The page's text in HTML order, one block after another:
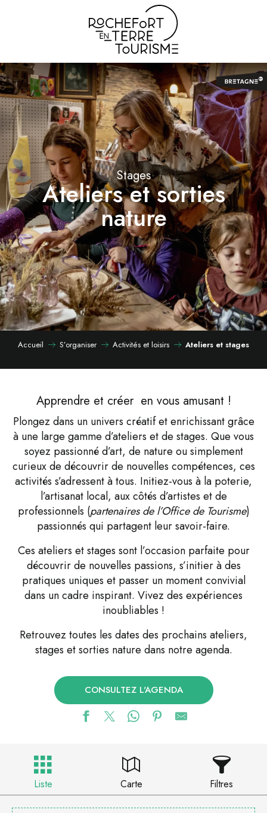
Stages
Ateliers et sorties
nature
Accueil S’organiser Activités et loisirs Ateliers et stages
Apprendre et créer en vous amusant !
Plongez dans un univers créatif et enrichissant grâce
à une large gamme d’ateliers et de stages. Que vous
soyez passionné d’art, de nature ou simplement
curieux de découvrir de nouvelles compétences, ces
activités s’adressent à tous. Initiez-vous à la poterie,
l’artisanat local, aux côtés d’artistes et de
professionnels (partenaires de l’Office de Tourisme)
passionnés qui partagent leur savoir-faire.
Ces ateliers et stages sont l’occasion parfaite pour
découvrir de nouvelles passions, s’initier à des
pratiques uniques et passer un moment convivial
dans un cadre inspirant. Vivez des expériences
inoubliables !
Retrouvez toutes les dates des prochains ateliers,
stages et sorties nature dans notre agenda.
CONSULTEZ L'AGENDA
Liste Carte Filtres